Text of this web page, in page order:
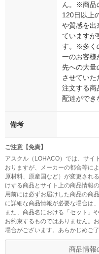
ん。※商品
120日以上
や質感を出
ていますが
す。※多く
一のお客様
先への大量
させてい
注文する商
配達ができ
備考
ご注意【免責】
アスクル（LOHACO）では、サイ
おりますが、メーカーの都合等に
原材料、原産国など）が変更され
けする商品とサイト上の商品情報
用前には必ずお届けした商品の商
に詳細な商品情報が必要な場合は
また、商品名における「セット」
お約束するものではありません。
場合がございます。あらかじめご了
商品情報